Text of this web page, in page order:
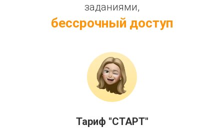
заданиями,
бессрочный доступ
Тариф "СТАРТ"